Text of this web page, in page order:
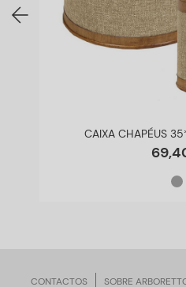
CAIXA CHAPÉUS
69,
CONTACTOS SOBRE